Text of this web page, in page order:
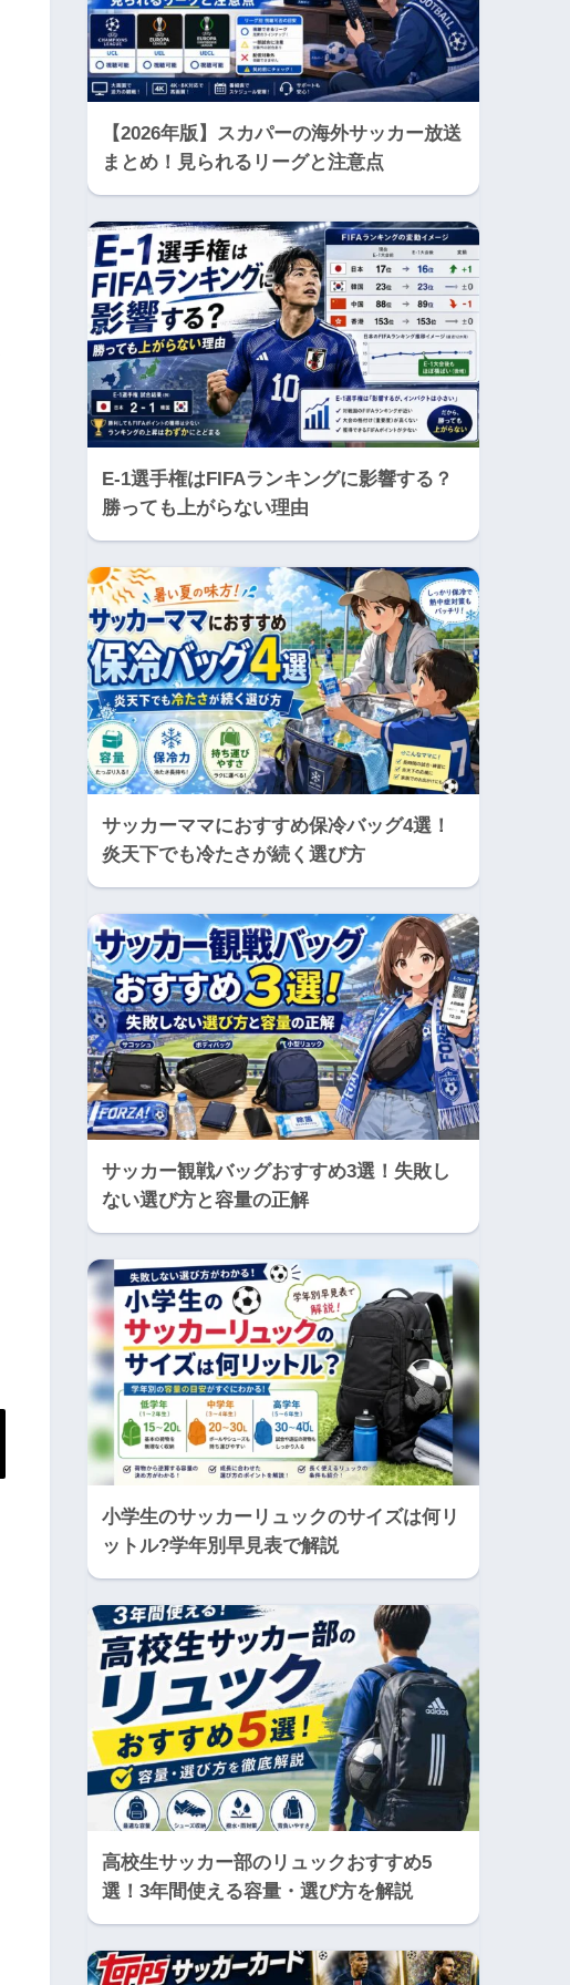
【2026年版】スカパーの海外サッカー放送
まとめ！見られるリーグと注意点
E-1選手権はFIFAランキングに影響する？
勝っても上がらない理由
サッカーママにおすすめ保冷バッグ4選！
炎天下でも冷たさが続く選び方
サッカー観戦バッグおすすめ3選！失敗し
ない選び方と容量の正解
小学生のサッカーリュックのサイズは何リ
ットル?学年別早見表で解説
高校生サッカー部のリュックおすすめ5
選！3年間使える容量・選び方を解説